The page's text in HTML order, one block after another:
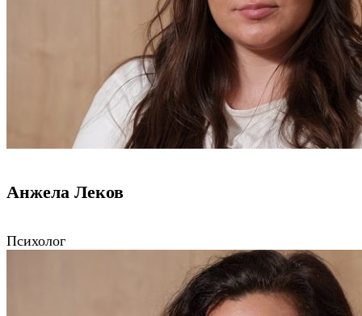
Анжела Леков
Психолог